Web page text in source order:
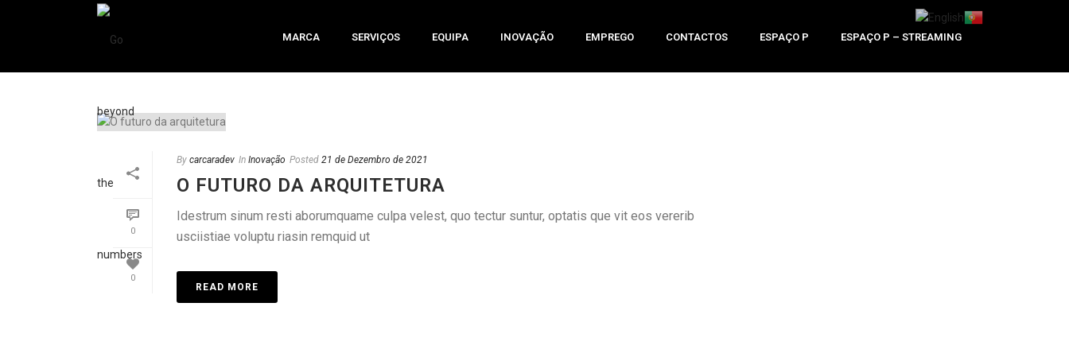
MARCA SERVIÇOS EQUIPA INOVAÇÃO EMPREGO CONTACTOS ESPAÇO P ESPAÇO P – STREAMING
0
0
By carcaradev In Inovação Posted 21 de Dezembro de 2021
O FUTURO DA ARQUITETURA
Idestrum sinum resti aborumquame culpa velest, quo tectur suntur, optatis que vit eos vererib
usciistiae voluptu riasin remquid ut
READ MORE